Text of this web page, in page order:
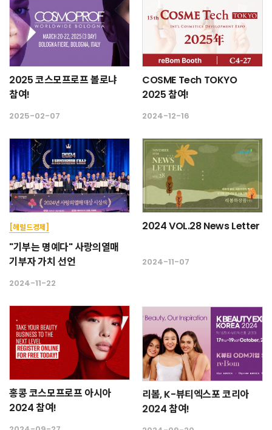
2025 코스모프로프 볼로냐
참여!
2025-02-07
COSME Tech TOKYO
2025 참여!
2024-12-16
[헤럴드경제]
"기부는 명예다" 사랑의열매
기부자 가치 선언
2024-11-22
2024 VOL.28 News Letter
2024-11-07
홍콩 코스모프로프 아시아
2024 참여!
리봄, K-뷰티엑스포 코리아
2024 참여!